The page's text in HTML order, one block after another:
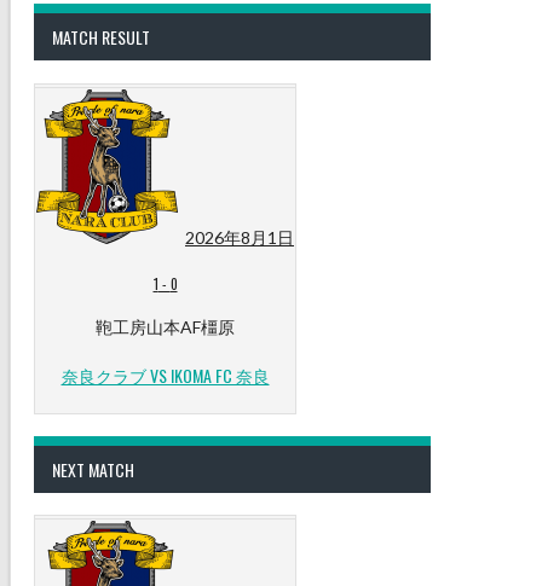
MATCH RESULT
2026年8月1日
1 - 0
鞄工房山本AF橿原
奈良クラブ VS IKOMA FC 奈良
NEXT MATCH